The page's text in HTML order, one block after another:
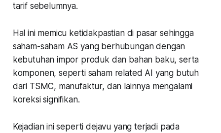
tarif sebelumnya.
Hal ini memicu ketidakpastian di pasar sehingga
saham-saham AS yang berhubungan dengan
kebutuhan impor produk dan bahan baku, serta
komponen, seperti saham related AI yang butuh
dari TSMC, manufaktur, dan lainnya mengalami
koreksi signifikan.
Kejadian ini seperti dejavu yang terjadi pada